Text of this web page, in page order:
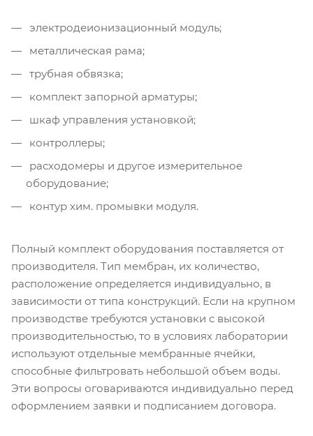
электродеионизационный модуль;
металлическая рама;
трубная обвязка;
комплект запорной арматуры;
шкаф управления установкой;
контроллеры;
расходомеры и другое измерительное
оборудование;
контур хим. промывки модуля.
Полный комплект оборудования поставляется от
производителя. Тип мембран, их количество,
расположение определяется индивидуально, в
зависимости от типа конструкций. Если на крупном
производстве требуются установки с высокой
производительностью, то в условиях лаборатории
используют отдельные мембранные ячейки,
способные фильтровать небольшой объем воды.
Эти вопросы оговариваются индивидуально перед
оформлением заявки и подписанием договора.